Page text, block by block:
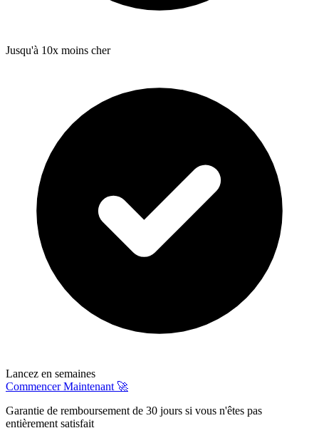
Jusqu'à 10x moins cher
Lancez en semaines
Commencer Maintenant 🚀
Garantie de remboursement de 30 jours si vous n'êtes pas
entièrement satisfait